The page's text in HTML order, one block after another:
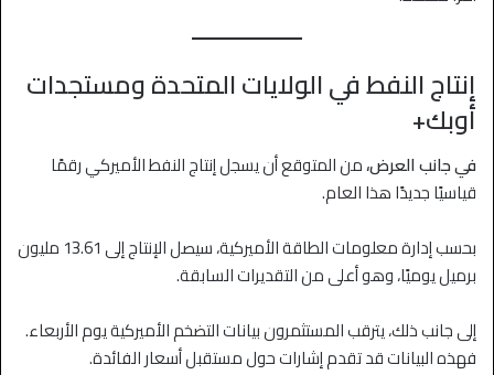
إنتاج النفط في الولايات المتحدة ومستجدات
أوبك+
في جانب العرض،من المتوقع أن يسجل إنتاج النفط الأميركي رقمًا
قياسيًا جديدًا هذا العام.
بحسب إدارة معلومات الطاقة الأميركية، سيصل الإنتاج إلى 13.61 مليون
برميل يوميًا، وهو أعلى من التقديرات السابقة.
إلى جانب ذلك، يترقب المستثمرون بيانات التضخم الأميركية يوم الأربعاء.
فهذه البيانات قد تقدم إشارات حول مستقبل أسعار الفائدة.